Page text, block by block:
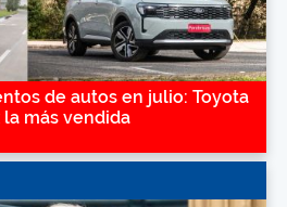
de autos en julio: Toyota
la más vendida